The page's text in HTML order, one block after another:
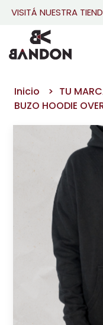
VISITÁ NUESTRA
Inicio TU
BUZO HOODIE